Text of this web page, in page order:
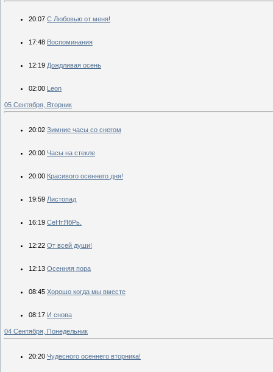
20:07 С Любовью от меня!
17:48 Воспоминания
12:19 Дождливая осень
02:00 Leon
05 Сентября, Вторник
20:02 Зимние часы со снегом
20:00 Часы на стекле
20:00 Красивого осеннего дня!
19:59 Листопад
16:19 СеНтЯбРь.
12:22 От всей души!
12:13 Осенняя пора
08:45 Хорошо когда мы вместе
08:17 И снова
04 Сентября, Понедельник
20:20 Чудесного осеннего вторника!